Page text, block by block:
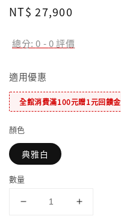
Regular
NT$ 27,900
總分:0 -0評價
適用優惠
全館消費滿100元贈1元回饋金
顏色
典雅白
數量